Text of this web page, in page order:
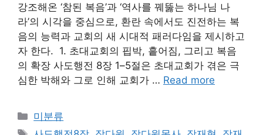
강조해온 ‘참된 복음’과 ‘역사를 꿰뚫는 하나님 나
라’의 시각을 중심으로, 환란 속에서도 진전하는 복
음의 능력과 교회의 새 시대적 패러다임을 제시하고
자 한다. 1. 초대교회의 핍박, 흩어짐, 그리고 복음
의 확장 사도행전 8장 1–5절은 초대교회가 겪은 극
심한 박해와 그로 인해 교회가 … Read more
Categories
미분류
Tags